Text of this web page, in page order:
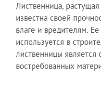
Лиственница,
известна своей
влаге и вредителям.
используется в
лиственницы
востребованных